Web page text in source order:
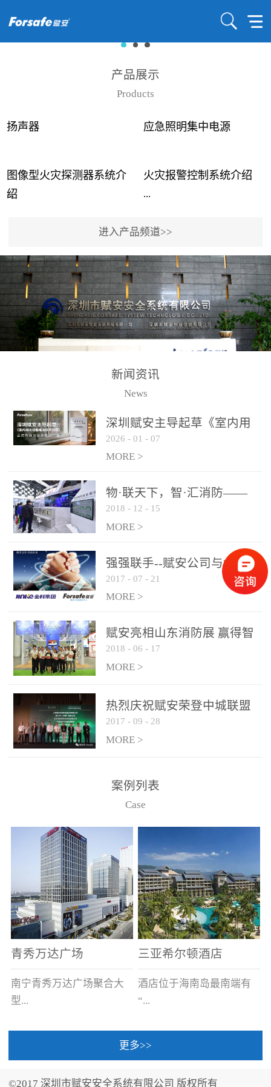
产品展示
Products
扬声器 应急照明集中电源
图像型火灾探测器系统介
绍
...
事故频发，传统的火灾探
测方法已无法满足要求。
尤其是目前众多的大型影
剧院、会议展览中心、体
育馆、大型仓库和隧道空
间等，其建筑结构特殊、
火灾隐患多。一旦发生火
传统的火灾关测器无法被
及时缺发，不能及早发现
和有效扑救火火，这不仅
力和闲难，同时也将造成
巨大的经济损失和社会影
响，基至还会造成人员伤
亡。图像型火灾探测器正
是针对这种高大空间建筑
物的消防设施、设备通过
现场图像的实时获取、预
处理和特征提取分析，实
现火焰的跟踪和识别。能
更早的进行预警，达到早
报早防的效果。 系统构
成示意图： 图像型火灾
和监控端两大部分组成。
两者之间通过以太网相
联，一台监控主机最多可
从监控主机上获取，最多
只能接6台，超过的需从现
火灾报警控制系统介绍
...
用了具有仲裁机制和冗余
校验的总线传输技术、线
路状态检测与保护技术、
后向光电感烟探测技术、
高可靠的系统抗干扰技术
等多项专利技术和专有技
警领域三十多年技术积累
和工程实践的结晶。
进入产品频道>>
新闻资讯
News
深圳赋安主导起草《室内用
光动能电池技术规程》 正式
布局光伏新能源产业
2026 - 01 - 07
MORE >
物·联天下，智·汇消防——
赋安F&S 2018上海消防展圆
满落幕
2018 - 12 - 15
MORE >
强强联手--赋安公司与金科
集团达成战略合作协议
2017 - 07 - 21
MORE >
赋安亮相山东消防展 赢得智
慧消防新荣耀
2018 - 06 - 17
MORE >
热烈庆祝赋安荣登中城联盟
联合采购战略合作平台
2017 - 09 - 28
MORE >
案例列表
Case
青秀万达广场
南宁青秀万达广场聚合大
型...
三亚希尔顿酒店
酒店位于海南岛最南端有
“...
中国的海岛天堂”之美称的
更多>>
©2017 深圳市赋安安全系统有限公司 版权所有